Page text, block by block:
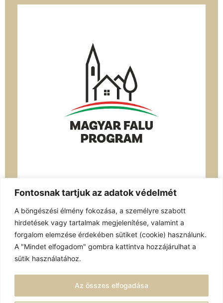
Fontosnak tartjuk az adatok védelmét
A böngészési élmény fokozása, a személyre szabott
hirdetések vagy tartalmak megjelenítése, valamint a
forgalom elemzése érdekében sütiket (cookie) használunk.
A "Mindet elfogadom" gombra kattintva hozzájárulhat a
sütik használatához.
Az összes elfogadása
A honlap tulajdonosa:
Velemér Község Önkormányzata
© Minden jog fenntartva.